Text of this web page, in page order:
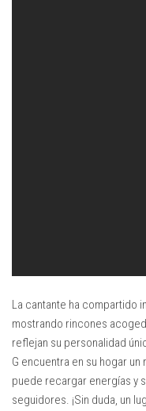
La cantante ha compartido
mostrando rincones
reflejan su personalidad
G encuentra en su hogar
puede recargar energías y
seguidores. ¡Sin duda, un